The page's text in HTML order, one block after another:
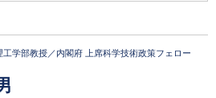
工学部教授／内閣府 上席科学技術政策フェロー